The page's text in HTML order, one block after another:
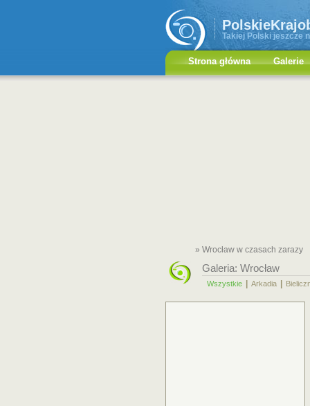
Takiej Polski jeszcze
Strona główna Galerie
» Wrocław w czasach zarazy
Galeria: Wrocław
Wszystkie Arkadia